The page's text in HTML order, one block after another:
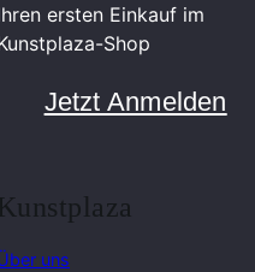
ersten Einkauf im
Shop
Jetzt Anmelden
Kunstplaza
uns